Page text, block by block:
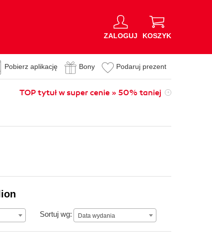
ZALOGUJ KOSZYK
Pobierz aplikację Bony Podaruj prezent
TOP tytuł w super cenie » 50% taniej
Sortuj wg: Data wydania
Data wydania